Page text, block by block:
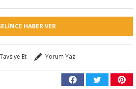
HABER VER
Tavsiye Et Yorum Yaz